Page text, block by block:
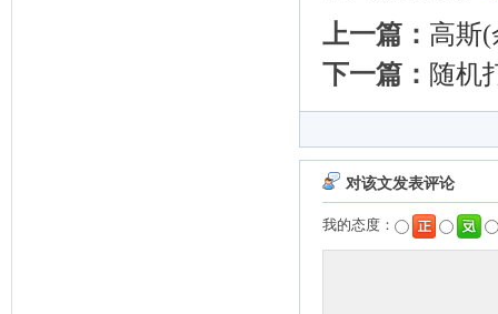
上一篇： 高斯(
下一篇： 随机